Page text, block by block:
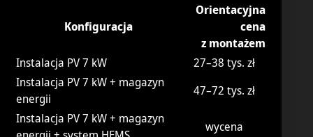
Konfiguracja
Orientacyjna
cena
z montażem
Instalacja PV 7 kW
27–38 tys. zł
Instalacja PV 7 kW + magazyn
energii
47–72 tys. zł
Instalacja PV 7 kW + magazyn
wycena